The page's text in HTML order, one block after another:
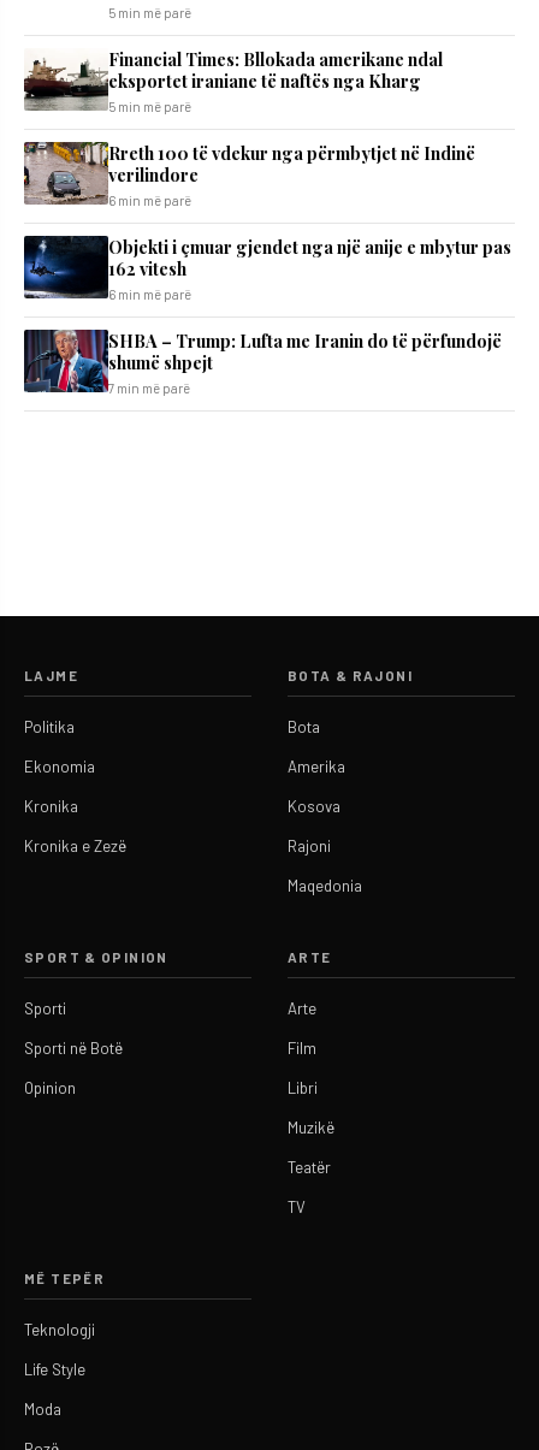
5 min më parë
Financial Times: Bllokada amerikane ndal
eksportet iraniane të naftës nga Kharg
5 min më parë
Rreth 100 të vdekur nga përmbytjet në Indinë
verilindore
6 min më parë
Objekti i çmuar gjendet nga një anije e mbytur pas
162 vitesh
6 min më parë
SHBA – Trump: Lufta me Iranin do të përfundojë
shumë shpejt
7 min më parë
LAJME
Politika
Ekonomia
Kronika
Kronika e Zezë
BOTA & RAJONI
Bota
Amerika
Kosova
Rajoni
Maqedonia
SPORT & OPINION
Sporti
Sporti në Botë
Opinion
ARTE
Arte
Film
Libri
Muzikë
Teatër
TV
MË TEPËR
Teknologji
Life Style
Moda